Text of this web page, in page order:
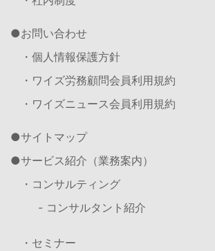
お問い合わせ
・個人情報保護方針
・ワイズ労務顧問会員利用規約
・ワイズニュース会員利用規約
サイトマップ
サービス紹介（業務案内）
・コンサルティング
- コンサルタント紹介
・セミナー